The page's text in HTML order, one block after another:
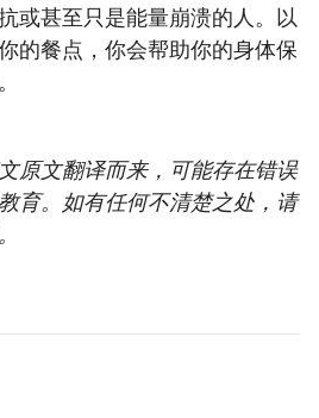
或甚至只是能量崩溃的人。以
的餐点，你会帮助你的身体保
原文翻译而来，可能存在错误
育。如有任何不清楚之处，请